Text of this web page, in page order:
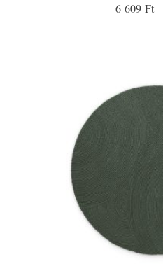
6 609 Ft